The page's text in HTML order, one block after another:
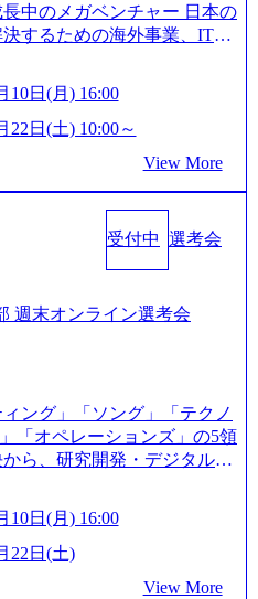
中のメガベンチャー 日本の
するための海外事業、IT事
ンハウスの組織体制をとっ
どの人員調達できる 独立資
の自由度が高い https://storag
4f03-b076-00318d5c0dff_120
社 会社説明資料 (https://spea
hui-she-shao-jie-zi-liao-zhong-tu-
事業・サービス」「カルチャ
ルを取り上げています！ (htt
事業委託業務」を受託 (http
レバレ
ステム「NALYSYS」リリー
で活躍するメンバー紹介！〜
watch?v=RETwZKac2
ンバー紹介！〜 営業職種編
りながら安定した事業を展
いメガベンチャー。創業か
storage.googleapis.com/our-
10日(月) 16:00
22日(土) 10:00～
View More
受付中 選考会
週末オンライン選考会
ング」「ソング」「テクノ
「オペレーションズ」の5領
ら、研究開発・デジタル・
るITサービスの提供まで一
ァームである あらゆる産業
を築いており、Fortune Globa
10日(月) 16:00
22日(土)
View More